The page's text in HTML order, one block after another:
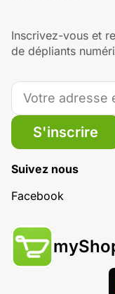
Inscrivez-vous et
de dépliants
S'inscrire
Suivez nous
Facebook